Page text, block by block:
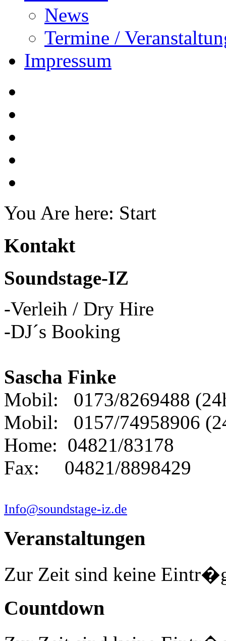
News
Termine /
Impressum
You Are here: Start
Kontakt
Soundstage-IZ
-Verleih / Dry Hire
-DJ´s Booking
Sascha Finke
Mobil: 0173/8269488
Mobil: 0157/74958906
Home: 04821/83178
Fax: 04821/8898429
Info@soundstage-iz.de
Veranstaltungen
Zur Zeit sind keine
Countdown